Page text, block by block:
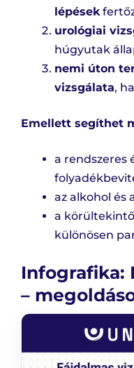
lépések
urológiai
húgyutak
nemi úton
vizsgálata,
Emellett segíthet
a rendszeres
az alkohol és
a
különösen
Infografika:
–